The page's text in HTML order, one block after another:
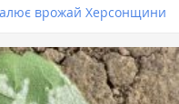
врожай Херсонщини